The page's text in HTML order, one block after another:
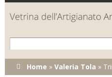
Skip to
main
content
Tu sei qui
Home » Valeria Tola »